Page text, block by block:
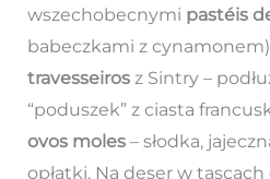
wszechobecnymi pastéis
babeczkami z
travesseirosz Sintry –
“poduszek” z ciasta
ovos moles– słodka,
opłatki. Na deser w